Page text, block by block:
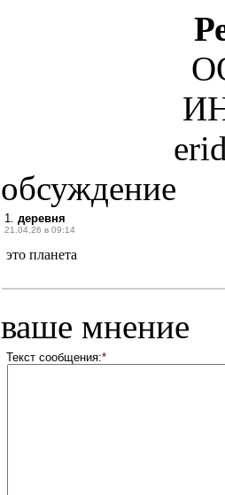
обсуждение
1. деревня
21.04.26 в 09:14
это планета
ваше мнение
Текст сообщения:*